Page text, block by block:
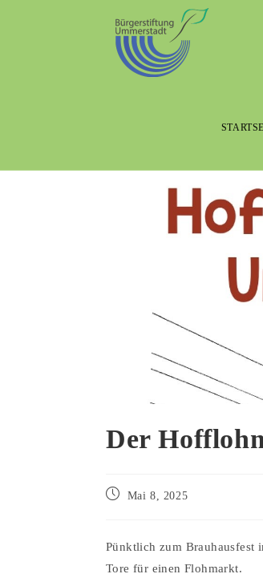
Der
Mai 8, 2025
Pünktlich zum Brauhausfest
Tore für einenFlohmarkt.